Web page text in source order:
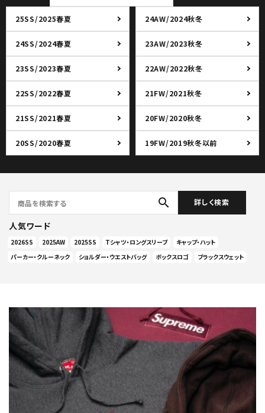
25SS/2025春夏 24AW/2024秋冬
24SS/2024春夏 23AW/2023秋冬
23SS/2023春夏 22AW/2022秋冬
22SS/2022春夏 21FW/2021秋冬
21SS/2021春夏 20FW/2020秋冬
20SS/2020春夏 19FW/2019秋冬以前
search 詳しく検索
人気ワード
2026SS 2025AW 2025SS Tシャツ・ロングスリーブ
キャップ・ハット
パーカー・クルーネック
ショルダー・ウエストバッグ ボックスロゴ ブラックスウェット